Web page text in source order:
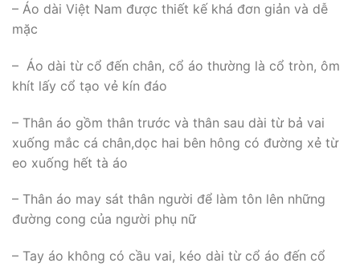
– Áo dài Việt Nam được thiết kế khá đơn giản và dễ
mặc
– Áo dài từ cổ đến chân, cổ áo thường là cổ tròn, ôm
khít lấy cổ tạo vẻ kín đáo
– Thân áo gồm thân trước và thân sau dài từ bả vai
xuống mắc cá chân,dọc hai bên hông có đường xẻ từ
eo xuống hết tà áo
– Thân áo may sát thân người để làm tôn lên những
đường cong của người phụ nữ
– Tay áo không có cầu vai, kéo dài từ cổ áo đến cổ